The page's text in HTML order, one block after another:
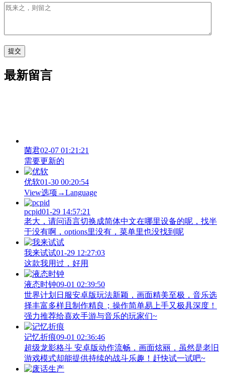
最新留言
菌君02-07 01:21:21
需要更新的
优软01-30 00:20:54
View‌选项→Language
pcpid01-29 14:57:21
老大，请问语言切换成简体中文在哪里设备的呢，找半
于没有啊，options里没有，菜单里也没找到呢
我来试试01-29 12:27:03
这款我用过，好用
液态时钟09-01 02:39:50
世界计划日服安卓版玩法新颖，画面精美至极，音乐选
择丰富多样且制作精良；操作简单易上手又极具深度！
强力推荐给喜欢手游与音乐的玩家们~
记忆折痕09-01 02:36:46
超级龙影格斗 安卓版动作流畅，画面炫丽，虽然是老旧
游戏模式却能提供持续的战斗乐趣！赶快试一试吧~